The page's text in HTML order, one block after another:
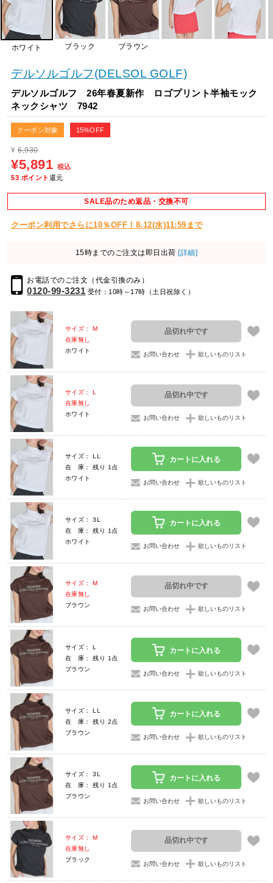
ホワイト ブラック ブラウン
デルソルゴルフ(DELSOL GOLF)
デルソルゴルフ 26年春夏新作 ロゴプリント半袖モック
ネックシャツ 7942
クーポン対象 15%OFF
¥ 6,930
¥5,891 税込
53 ポイント 還元
SALE品のため返品・交換不可
クーポン利用でさらに10％OFF！8.12(水)11:59まで
15時までのご注文は即日出荷 [詳細]
お電話でのご注文（代金引換のみ）
0120-99-3231 受付：10時～17時（土日祝除く）
サイズ： M
在庫無し
ホワイト
品切れ中です
お問い合わせ 欲しいものリスト
サイズ： L
在庫無し
ホワイト
品切れ中です
お問い合わせ 欲しいものリスト
サイズ： LL
在 庫： 残り 1点
ホワイト
カートに入れる
お問い合わせ 欲しいものリスト
サイズ： 3L
在 庫： 残り 1点
ホワイト
カートに入れる
お問い合わせ 欲しいものリスト
サイズ： M
在庫無し
ブラウン
品切れ中です
お問い合わせ 欲しいものリスト
サイズ： L
在 庫： 残り 1点
ブラウン
カートに入れる
お問い合わせ 欲しいものリスト
サイズ： LL
在 庫： 残り 2点
ブラウン
カートに入れる
お問い合わせ 欲しいものリスト
サイズ： 3L
在 庫： 残り 1点
ブラウン
カートに入れる
お問い合わせ 欲しいものリスト
サイズ： M
在庫無し
ブラック
品切れ中です
お問い合わせ 欲しいものリスト